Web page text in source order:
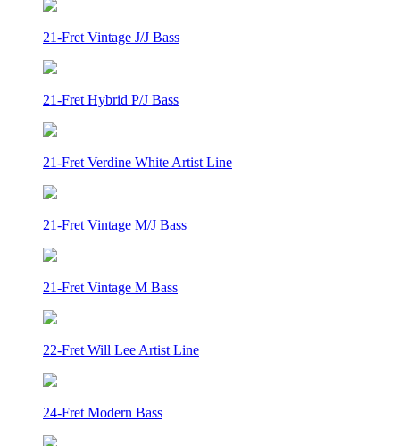
21-Fret Vintage J/J Bass
21-Fret Hybrid P/J Bass
21-Fret Verdine White Artist Line
21-Fret Vintage M/J Bass
21-Fret Vintage M Bass
22-Fret Will Lee Artist Line
24-Fret Modern Bass